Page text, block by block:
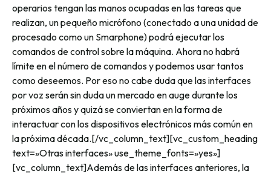
operarios tengan las manos ocupadas en las tareas que
realizan, un pequeño micrófono (conectado a una unidad de
procesado como un Smarphone) podrá ejecutar los
comandos de control sobre la máquina. Ahora no habrá
límite en el número de comandos y podemos usar tantos
como deseemos. Por eso no cabe duda que las interfaces
por voz serán sin duda un mercado en auge durante los
próximos años y quizá se conviertan en la forma de
interactuar con los dispositivos electrónicos más común en
la próxima década.[/vc_column_text][vc_custom_heading
text=»Otras interfaces» use_theme_fonts=»yes»]
[vc_column_text]Además de las interfaces anteriores, la